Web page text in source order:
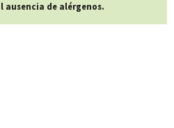
de alérgenos.